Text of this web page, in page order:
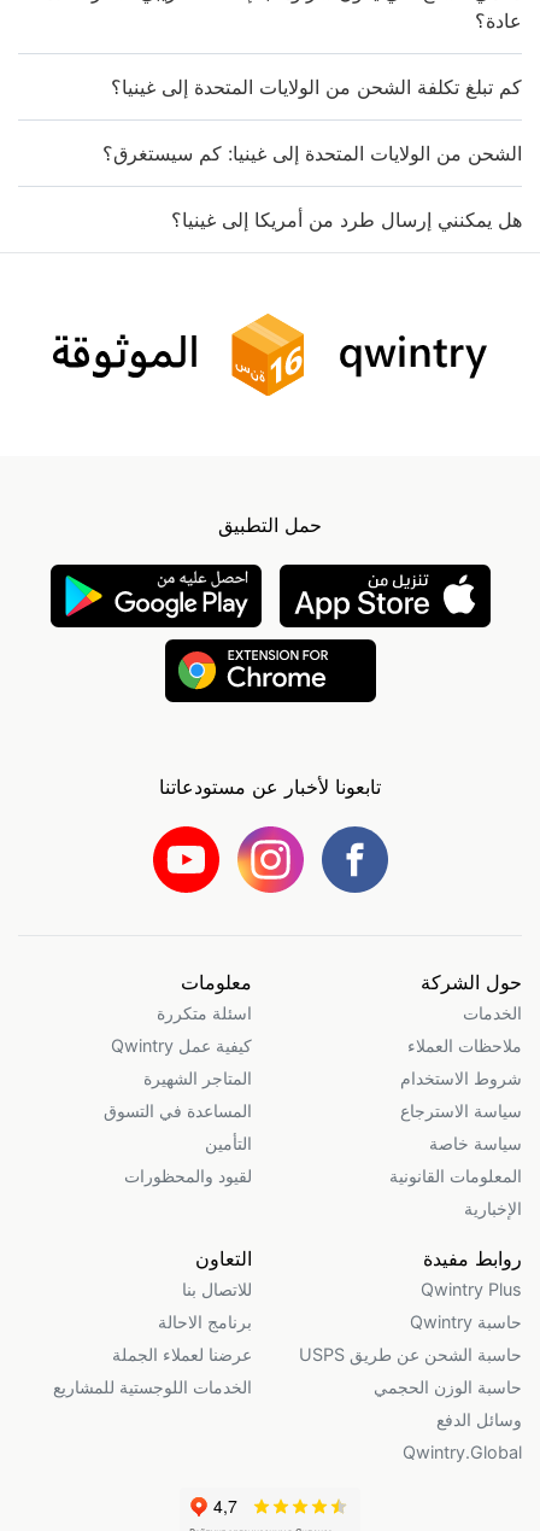
عادة؟
كم تبلغ تكلفة الشحن من الولايات المتحدة إلى غينيا؟
الشحن من الولايات المتحدة إلى غينيا: كم سيستغرق؟
هل يمكنني إرسال طرد من أمريكا إلى غينيا؟
حمل التطبيق
تابعونا لأخبار عن مستودعاتنا
حول الشركة
الخدمات
ملاحظات العملاء
شروط الاستخدام
سياسة الاسترجاع
سياسة خاصة
المعلومات القانونية
الإخبارية
معلومات
اسئلة متكررة
كيفية عمل Qwintry
المتاجر الشهيرة
المساعدة في التسوق
التأمين
لقيود والمحظورات
روابط مفيدة
Qwintry Plus
حاسبة Qwintry
حاسبة الشحن عن طريق USPS
حاسبة الوزن الحجمي
وسائل الدفع
Qwintry.Global
التعاون
للاتصال بنا
برنامج الاحالة
عرضنا لعملاء الجملة
الخدمات اللوجستية للمشاريع